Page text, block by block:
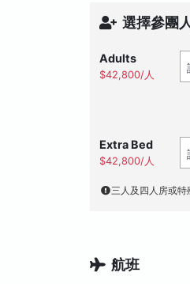
選擇參團
Adults
$42,800/人
Extra Bed
$42,800/人
三人及四人房或
航班